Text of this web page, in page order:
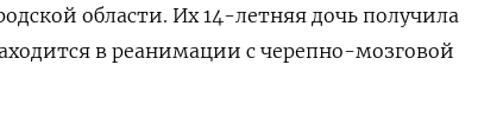
области. Их 14-летняя дочь получила
в реанимации с черепно-мозговой